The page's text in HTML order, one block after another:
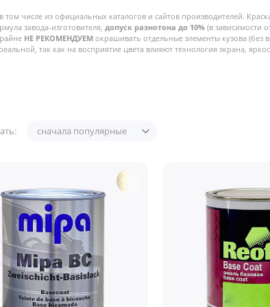
числе из официальных каталогов и сайтов производителей.
завода-изготовителя, допуск разнотона до 10% (в зависимости
НЕ РЕКОМЕНДУЕМ окрашивать отдельные элементы кузова (без
так как на восприятие цвета влияют технология экрана,
сначала популярные